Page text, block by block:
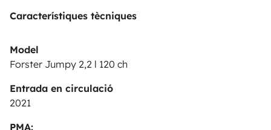
Característiques tècniques
Model
Forster Jumpy 2,2 l 120 ch
Entrada en circulació
2021
PMA: